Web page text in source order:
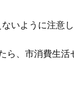
いように注意
ら、市消費生活